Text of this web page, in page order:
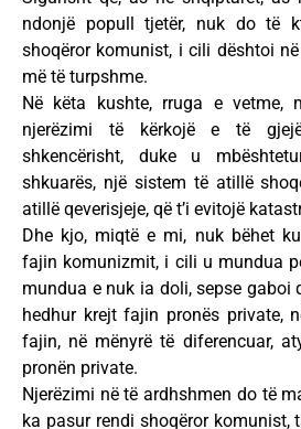
ndonjë popull tjetër, nuk do të
shoqëror komunist, i cili dështoi
më të turpshme.
Në këta kushte, rruga e vetme,
njerëzimi të kërkojë e të
shkencërisht, duke u
shkuarës, një sistem të atillë
atillë qeverisjeje, që t’i evitojë
Dhe kjo, miqtë e mi, nuk bëhet
fajin komunizmit, i cili u mundua
mundua e nuk ia doli, sepse gaboi
hedhur krejt fajin pronës private,
fajin, në mënyrë të diferencuar,
pronën private.
Njerëzimi në të ardhshmen do të
ka pasur rendi shoqëror komunist,